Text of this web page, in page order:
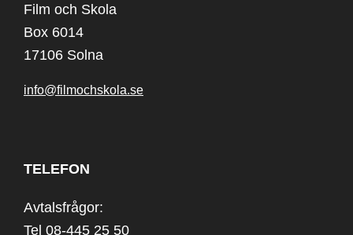
Film och Skola
Box 6014
17106 Solna
info@filmochskola.se
TELEFON
Avtalsfrågor:
Tel 08-445 25 50